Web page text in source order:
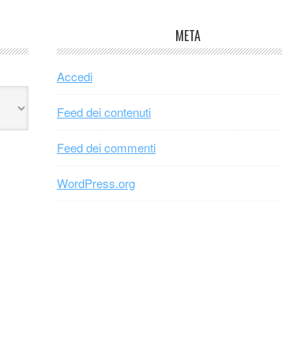
META
Accedi
Feed dei contenuti
Feed dei commenti
WordPress.org